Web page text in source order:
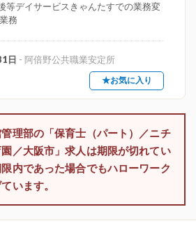
等デイサービスきゃんたすでの業務変
務
日 - 阿倍野公共職業安定所
★お気に入り
理部の「保育士（パート）／ニチ
／大阪市」求人は期限が切れてい
内であった場合でもハローワーク
います。